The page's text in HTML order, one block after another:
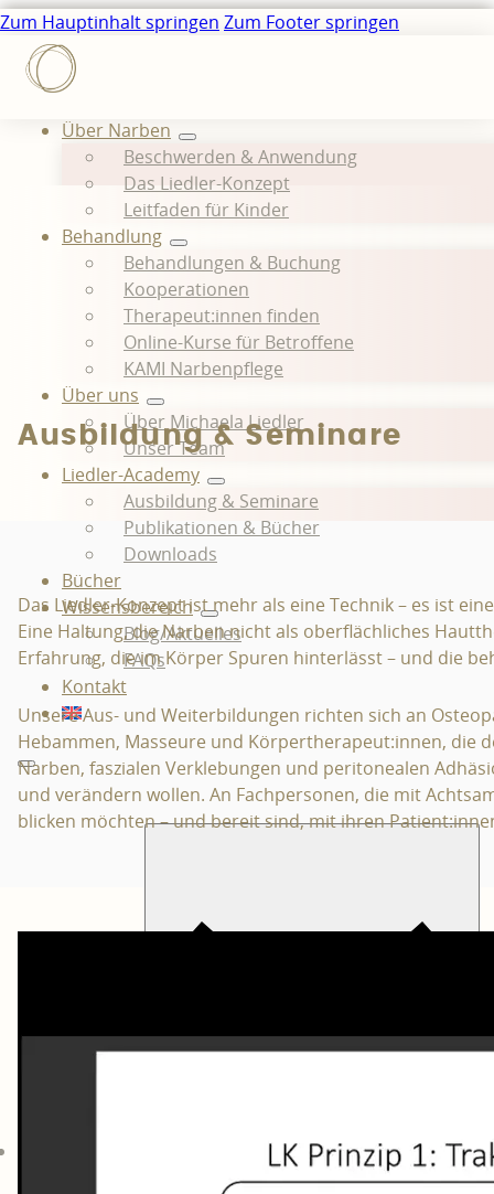
Zum Hauptinhalt springen Zum Footer springen
Über Narben
Beschwerden & Anwendung
Das Liedler-Konzept
Leitfaden für Kinder
Behandlung
Behandlungen & Buchung
Kooperationen
Therapeut:innen finden
Online-Kurse für Betroffene
KAMI Narbenpflege
Über uns
Über Michaela Liedler
Unser Team
Liedler-Academy
Ausbildung & Seminare
Publikationen & Bücher
Downloads
Bücher
Wissensbereich
Blog/Aktuelles
FAQs
Kontakt
Beschwerden & Anwendung
Ausbildung & Seminare
Das Liedler-Konzept ist mehr als eine Technik – es ist
Eine Haltung, die Narben nicht als oberflächliches
Erfahrung, die im Körper Spuren hinterlässt – und die
Unsere Aus- und Weiterbildungen richten sich an
Hebammen, Masseure und Körpertherapeut:innen, die
Narben, faszialen Verklebungen und peritonealen
und verändern wollen. An Fachpersonen, die mit
blicken möchten – und bereit sind, mit ihren